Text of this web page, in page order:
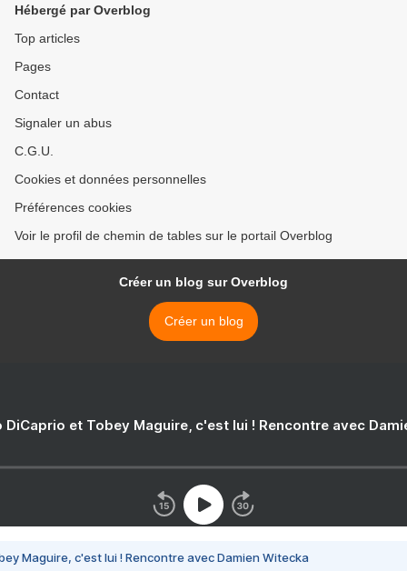
Hébergé par Overblog
Top articles
Pages
Contact
Signaler un abus
C.G.U.
Cookies et données personnelles
Préférences cookies
Voir le profil de chemin de tables sur le portail Overblog
Créer un blog sur Overblog
Créer un blog
DiCaprio et Tobey Maguire, c'est lui ! Rencontre avec
Maguire, c'est lui ! Rencontre avec Damien Witecka